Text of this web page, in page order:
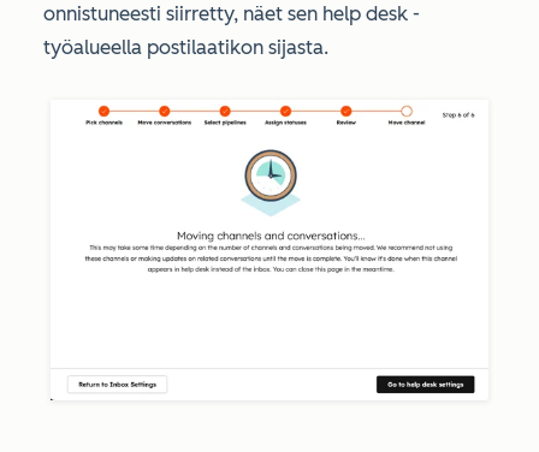
onnistuneesti siirretty, näet sen help desk -
työalueella postilaatikon sijasta.